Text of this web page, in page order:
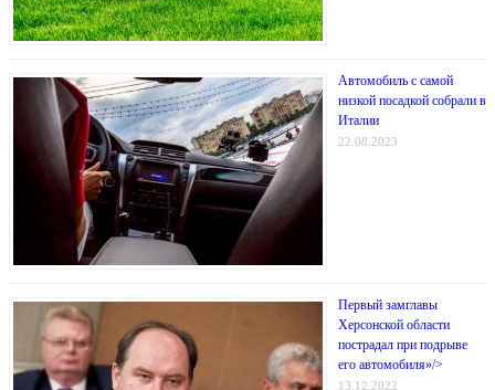
Автомобиль с самой
низкой посадкой собрали в
Италии
22.08.2023
Первый замглавы
Херсонской области
пострадал при подрыве
его автомобиля»/>
13.12.2022